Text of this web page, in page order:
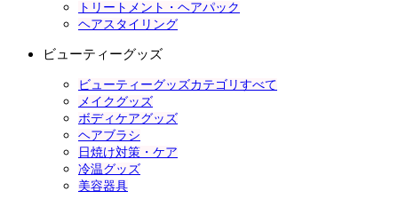
トリートメント・ヘアパック
ヘアスタイリング
ビューティーグッズ
ビューティーグッズカテゴリすべて
メイクグッズ
ボディケアグッズ
ヘアブラシ
日焼け対策・ケア
冷温グッズ
美容器具